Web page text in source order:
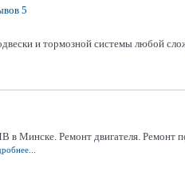
5
и тормозной системы любой
в Минске. Ремонт двигателя.